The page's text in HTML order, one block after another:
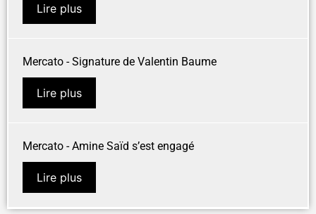
Lire plus
Mercato - Signature de Valentin Baume
Lire plus
Mercato - Amine Saïd s’est engagé
Lire plus